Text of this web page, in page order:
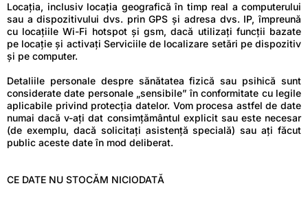
Locația, inclusiv locația geografică în timp real a computerului
sau a dispozitivului dvs. prin GPS și adresa dvs. IP, împreună
cu locațiile Wi-Fi hotspot și gsm, dacă utilizați funcții bazate
pe locație și activați Serviciile de localizare setări pe dispozitiv
și pe computer.
Detaliile personale despre sănătatea fizică sau psihică sunt
considerate date personale „sensibile” în conformitate cu legile
aplicabile privind protecția datelor. Vom procesa astfel de date
numai dacă v-ați dat consimțământul explicit sau este necesar
(de exemplu, dacă solicitați asistență specială) sau ați făcut
public aceste date în mod deliberat.
CE DATE NU STOCĂM NICIODATĂ